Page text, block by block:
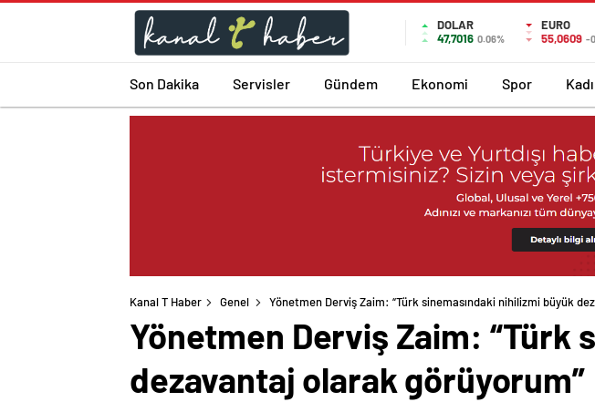
DOLAR
47,7016 0.06%
EURO
55,0609 -
Son Dakika Servisler Gündem Ekonomi Spor
Kanal T Haber Genel Yönetmen Derviş Zaim: “Türk sinemasındaki nihilizmi büyük
Yönetmen Derviş Zaim: “Türk
dezavantaj olarak görüyorum”